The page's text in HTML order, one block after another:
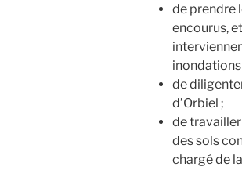
de prendre
encourus,
de
d’Orbiel ;
de
des sols
chargé de